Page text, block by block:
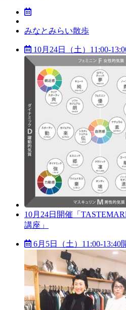
みなとみらい散歩
10月24日（土）11:00-
10月24日開催「
講座」
6月5日（土）11:00-13:40